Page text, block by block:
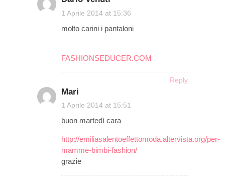
1 Aprile 2014 at 15:36
molto carini i pantaloni
FASHIONSEDUCER.COM
Reply
Mari
1 Aprile 2014 at 15:51
buon martedì cara
http://emiliasalentoeffettomoda.altervista.org/per-
mamme-bimbi-fashion/
grazie